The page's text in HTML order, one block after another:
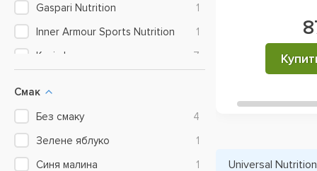
Gaspari Nutrition
1
Inner Armour Sports Nutrition
1
Kevin Levrone
7
Nutrition)
MST
3
Muscle Pharm
1
Mutant (Fit Foods)
4
Смак
Без смаку
4
Зелене яблуко
1
Синя малина
1
Universal Nutrition